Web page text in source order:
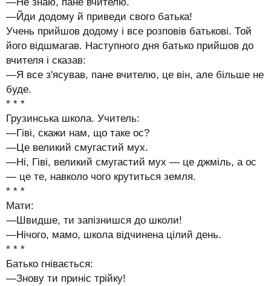
—Йди додому й приведи свого батька!
Учень прийшов додому і все розповів батькові. Той
його відшмагав. Наступного дня батько прийшов до
вчителя і сказав:
—Я все з'ясував, пане вчителю, це він, але більше не
буде.
* * *
Грузинська школа. Учитель:
—Гіві, скажи нам, що таке ос?
—Це великий смугастий мух.
—Ні, Гіві, великий смугастий мух — це джміль, а ос
— це те, навколо чого крутиться земля.
* * *
Мати:
—Швидше, ти запізнишся до школи!
—Нічого, мамо, школа відчинена цілий день.
* * *
Батько гнівається:
—Знову ти приніс трійку!